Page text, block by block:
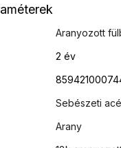
Aranyozott
2 év
Sebészeti
Arany